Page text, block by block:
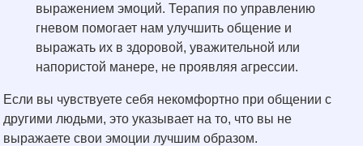
выражением эмоций. Терапия по управлению
гневом помогает нам улучшить общение и
выражать их в здоровой, уважительной или
напористой манере, не проявляя агрессии.
Если вы чувствуете себя некомфортно при общении с
другими людьми, это указывает на то, что вы не
выражаете свои эмоции лучшим образом.